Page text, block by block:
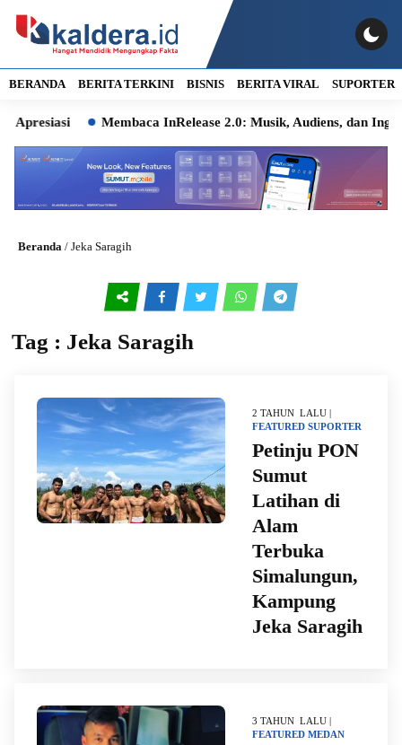
BERANDA BERITA TERKINI BISNIS BERITA VIRAL SUPORTER
Membaca InRelease 2.0: Musik, Audiens, dan Ingatan
Beranda / Jeka Saragih
Tag : Jeka Saragih
2 TAHUN LALU |
FEATURED SUPORTER
Petinju PON
Sumut
Latihan di
Alam
Terbuka
Simalungun,
Kampung
Jeka Saragih
3 TAHUN LALU |
FEATURED MEDAN